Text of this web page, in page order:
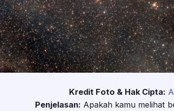
Kredit Foto & Hak Cipta:
Penjelasan: Apakah kamu melihat